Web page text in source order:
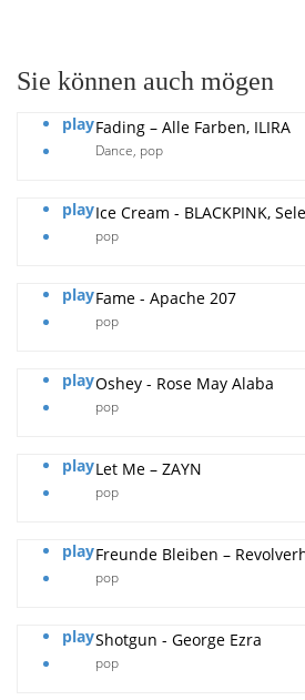
Sie können auch mögen
playFading – Alle Farben, ILIRA
Dance, pop
playIce Cream - BLACKPINK,
pop
playFame - Apache 207
pop
playOshey - Rose May Alaba
pop
playLet Me – ZAYN
pop
playFreunde Bleiben –
pop
playShotgun - George Ezra
pop